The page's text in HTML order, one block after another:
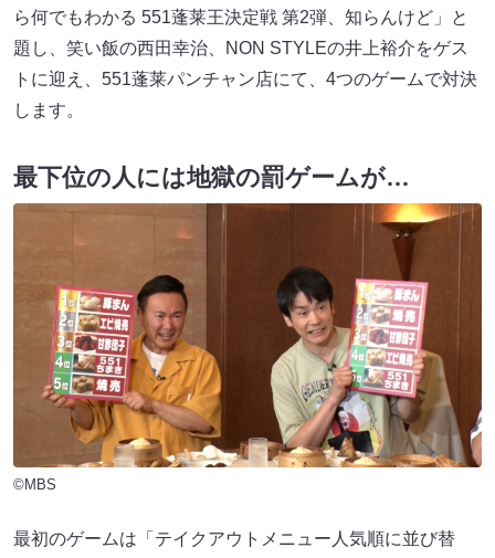
ら何でもわかる 551蓬莱王決定戦 第2弾、知らんけど」と
題し、笑い飯の西田幸治、NON STYLEの井上裕介をゲス
トに迎え、551蓬莱パンチャン店にて、4つのゲームで対決
します。
最下位の人には地獄の罰ゲームが…
©MBS
最初のゲームは「テイクアウトメニュー人気順に並び替